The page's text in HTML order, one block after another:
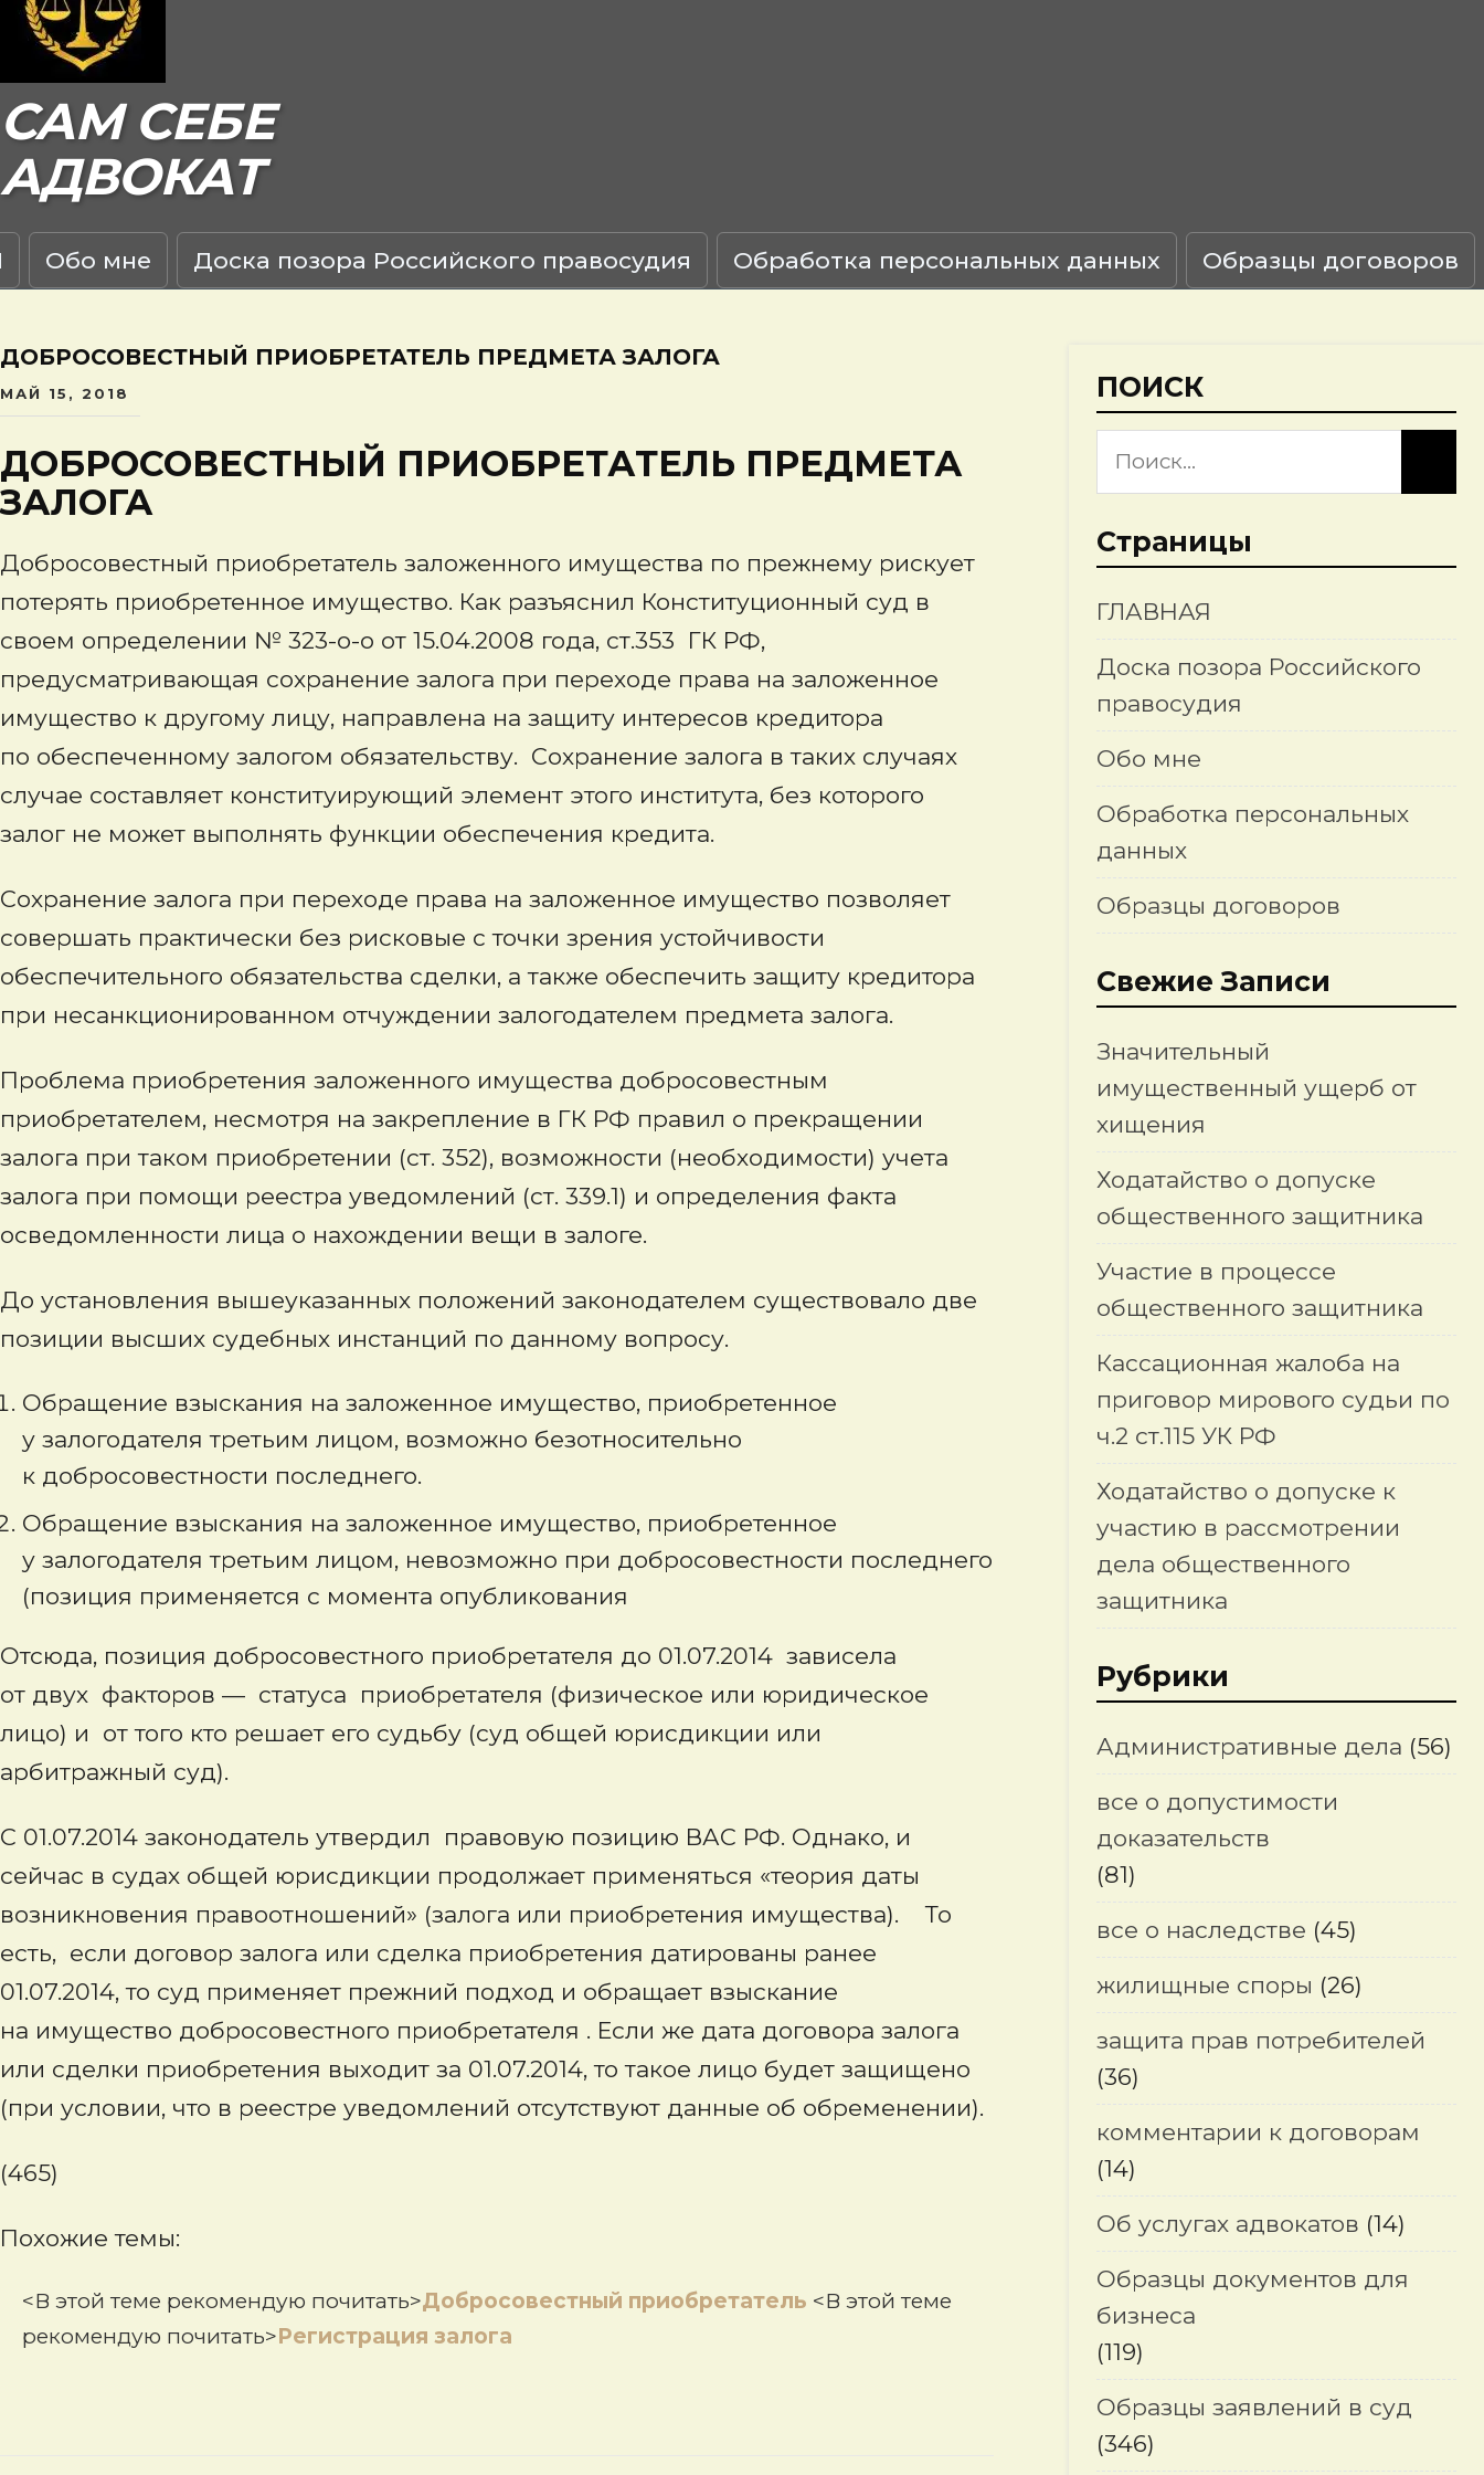
САМ СЕБЕ
АДВОКАТ
Обо мне Доска позора Российского правосудия Обработка персональных данных Образцы договоров
ДОБРОСОВЕСТНЫЙ ПРИОБРЕТАТЕЛЬ ПРЕДМЕТА ЗАЛОГА
МАЙ 15, 2018
ДОБРОСОВЕСТНЫЙ ПРИОБРЕТАТЕЛЬ ПРЕДМЕТА
ЗАЛОГА
Добросовестный приобретатель заложенного имущества по прежнему рискует
потерять приобретенное имущество. Как разъяснил Конституционный суд в
своем определении № 323-о-о от 15.04.2008 года, ст.353 ГК РФ,
предусматривающая сохранение залога при переходе права на заложенное
имущество к другому лицу, направлена на защиту интересов кредитора
по обеспеченному залогом обязательству. Сохранение залога в таких случаях
случае составляет конституирующий элемент этого института, без которого
залог не может выполнять функции обеспечения кредита.
Сохранение залога при переходе права на заложенное имущество позволяет
совершать практически без рисковые с точки зрения устойчивости
обеспечительного обязательства сделки, а также обеспечить защиту кредитора
при несанкционированном отчуждении залогодателем предмета залога.
Проблема приобретения заложенного имущества добросовестным
приобретателем, несмотря на закрепление в ГК РФ правил о прекращении
залога при таком приобретении (ст. 352), возможности (необходимости) учета
залога при помощи реестра уведомлений (ст. 339.1) и определения факта
осведомленности лица о нахождении вещи в залоге.
До установления вышеуказанных положений законодателем существовало две
позиции высших судебных инстанций по данному вопросу.
Обращение взыскания на заложенное имущество, приобретенное
у залогодателя третьим лицом, возможно безотносительно
к добросовестности последнего.
Обращение взыскания на заложенное имущество, приобретенное
у залогодателя третьим лицом, невозможно при добросовестности последнего
(позиция применяется с момента опубликования
Отсюда, позиция добросовестного приобретателя до 01.07.2014 зависела
от двух факторов — статуса приобретателя (физическое или юридическое
лицо) и от того кто решает его судьбу (суд общей юрисдикции или
арбитражный суд).
С 01.07.2014 законодатель утвердил правовую позицию ВАС РФ. Однако, и
сейчас в судах общей юрисдикции продолжает применяться «теория даты
возникновения правоотношений» (залога или приобретения имущества). То
есть, если договор залога или сделка приобретения датированы ранее
01.07.2014, то суд применяет прежний подход и обращает взыскание
на имущество добросовестного приобретателя . Если же дата договора залога
или сделки приобретения выходит за 01.07.2014, то такое лицо будет защищено
(при условии, что в реестре уведомлений отсутствуют данные об обременении).
(465)
Похожие темы:
<В этой теме рекомендую почитать>Добросовестный приобретатель <В этой теме
рекомендую почитать>Регистрация залога
ПОИСК
Страницы
ГЛАВНАЯ
Доска позора Российского
правосудия
Обо мне
Обработка персональных
данных
Образцы договоров
Свежие Записи
Значительный
имущественный ущерб от
хищения
Ходатайство о допуске
общественного защитника
Участие в процессе
общественного защитника
Кассационная жалоба на
приговор мирового судьи по
ч.2 ст.115 УК РФ
Ходатайство о допуске к
участию в рассмотрении
дела общественного
защитника
Рубрики
Административные дела (56)
все о допустимости
доказательств
(81)
все о наследстве (45)
жилищные споры (26)
защита прав потребителей
(36)
комментарии к договорам
(14)
Об услугах адвокатов (14)
Образцы документов для
бизнеса
(119)
Образцы заявлений в суд
(346)